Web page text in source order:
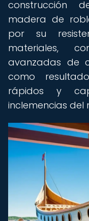
construcción
madera de
por su
materiales,
avanzadas de
como
rápidos y
inclemencias del